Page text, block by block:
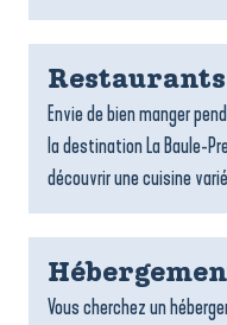
Restaurants
Envie de bien manger
la destination La Baule-
découvrir une cuisine
Vous cherchez un